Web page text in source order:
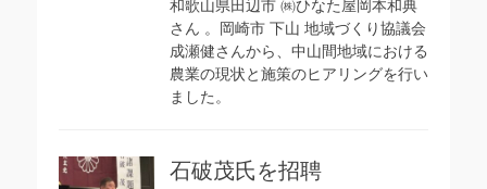
和歌山県田辺市 ㈱ひなた屋岡本和典
さん 。岡崎市 下山 地域づくり協議会
成瀬健さんから、中山間地域における
農業の現状と施策のヒアリングを行い
ました。
石破茂氏を招聘